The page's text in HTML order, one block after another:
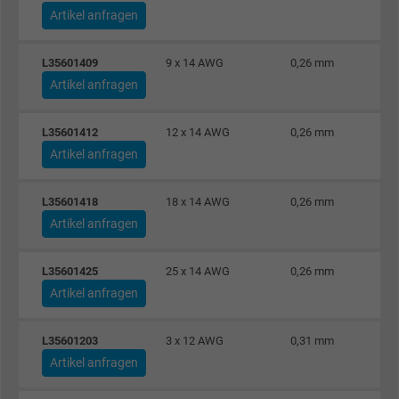
Laufzeit 1 Jahr
Zweck
Wird verwendet, um die Aktionen eines
Benutzers auf der Website zu
Name test_cookie, Google DoubleClick
Anbieter Google LLC
Laufzeit 15 Minuten
Enthält eine zufällig generierte Benutzer-ID.
Mithilfe dieser ID kann Google den Nutzer
domänenübergreifend erkennen und
personalisierte Werbung anzeigen.
Artikel anfragen
L35601409 9 x 14 AWG 0,26 mm
Artikel anfragen
L35601412 12 x 14 AWG 0,26 mm
Artikel anfragen
L35601418 18 x 14 AWG 0,26 mm
Artikel anfragen
L35601425 25 x 14 AWG 0,26 mm
Artikel anfragen
L35601203 3 x 12 AWG 0,31 mm
Artikel anfragen